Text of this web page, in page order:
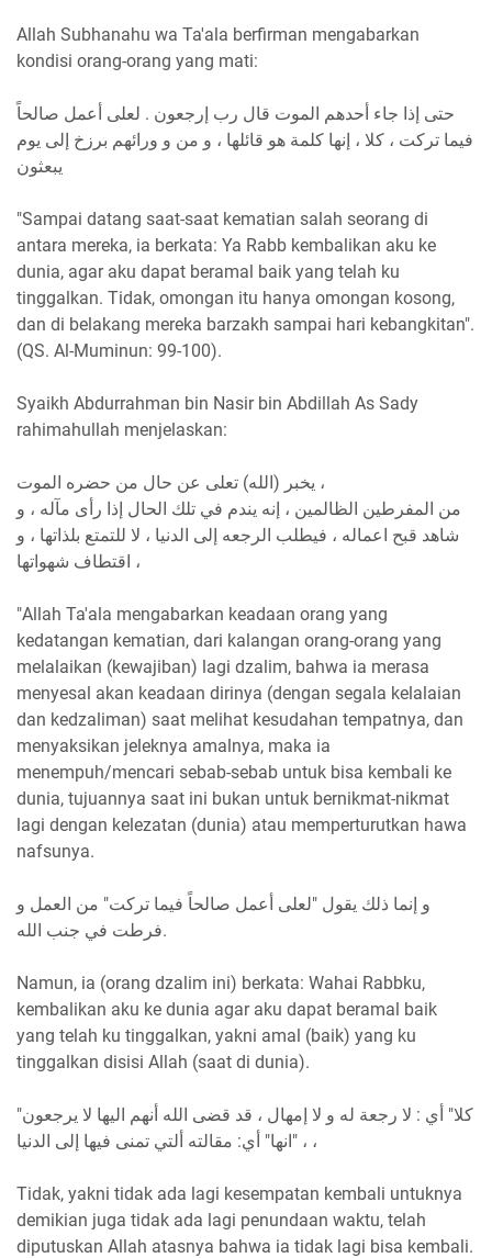
Allah Subhanahu wa Ta'ala berfirman mengabarkan
kondisi orang-orang yang mati:
حتى إذا جاء أحدهم الموت قال رب إرجعون . لعلى أعمل صالحاً
فيما تركت ، كلا ، إنها كلمة هو قائلها ، و من و ورائهم برزخ إلى يوم
يبعثون
"Sampai datang saat-saat kematian salah seorang di
antara mereka, ia berkata: Ya Rabb kembalikan aku ke
dunia, agar aku dapat beramal baik yang telah ku
tinggalkan. Tidak, omongan itu hanya omongan kosong,
dan di belakang mereka barzakh sampai hari kebangkitan".
(QS. Al-Muminun: 99-100).
Syaikh Abdurrahman bin Nasir bin Abdillah As Sady
rahimahullah menjelaskan:
يخبر (الله) تعلى عن حال من حضره الموت ،
من المفرطين الظالمين ، إنه يندم في تلك الحال إذا رأى مآله ، و
شاهد قبح اعماله ، فيطلب الرجعه إلى الدنيا ، لا للتمتع بلذاتها ، و
اقتطاف شهواتها ،
"Allah Ta'ala mengabarkan keadaan orang yang
kedatangan kematian, dari kalangan orang-orang yang
melalaikan (kewajiban) lagi dzalim, bahwa ia merasa
menyesal akan keadaan dirinya (dengan segala kelalaian
dan kedzaliman) saat melihat kesudahan tempatnya, dan
menyaksikan jeleknya amalnya, maka ia
menempuh/mencari sebab-sebab untuk bisa kembali ke
dunia, tujuannya saat ini bukan untuk bernikmat-nikmat
lagi dengan kelezatan (dunia) atau memperturutkan hawa
nafsunya.
و إنما ذلك يقول "لعلى أعمل صالحاً فيما تركت" من العمل و
فرطت في جنب الله.
Namun, ia (orang dzalim ini) berkata: Wahai Rabbku,
kembalikan aku ke dunia agar aku dapat beramal baik
yang telah ku tinggalkan, yakni amal (baik) yang ku
tinggalkan disisi Allah (saat di dunia).
"كلا" أي : لا رجعة له و لا إمهال ، قد قضى الله أنهم اليها لا يرجعون
، "انها" أي: مقالته ألتي تمنى فيها إلى الدنيا ،
Tidak, yakni tidak ada lagi kesempatan kembali untuknya
demikian juga tidak ada lagi penundaan waktu, telah
diputuskan Allah atasnya bahwa ia tidak lagi bisa kembali.